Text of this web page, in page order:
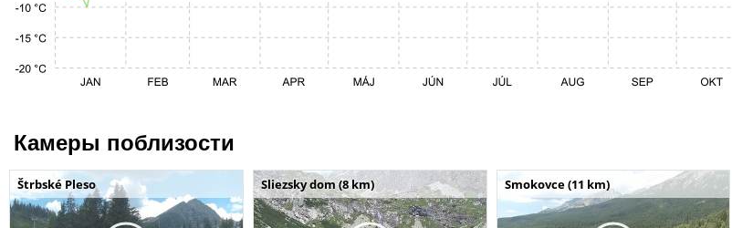
Камеры поблизости
Štrbské Pleso Sliezsky dom (8 km) Smokovce (11 km)